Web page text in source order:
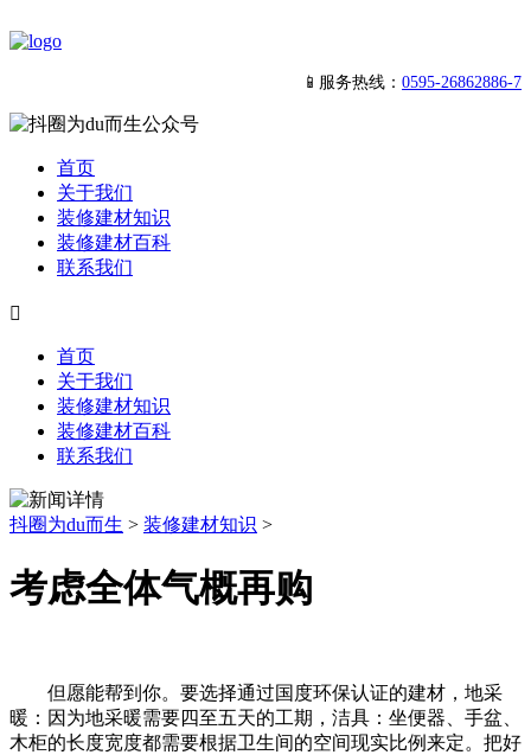
📱服务热线： 0595-26862886-7
首页
关于我们
装修建材知识
装修建材百科
联系我们

首页
关于我们
装修建材知识
装修建材百科
联系我们
抖圈为du而生 > 装修建材知识 >
考虑全体气概再购
但愿能帮到你。要选择通过国度环保认证的建材，地采
暖：因为地采暖需要四至五天的工期，洁具：坐便器、手盆、
木柜的长度宽度都需要根据卫生间的空间现实比例来定。把好